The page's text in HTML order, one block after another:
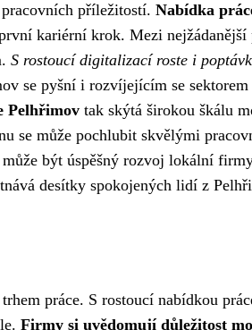
příležitostí. Nabídka
kariérní krok. Mezi
S rostoucí digitalizací roste i
se pyšní i rozvíjejícím se
Pelhřimov tak skýtá širokou škálu
se může pochlubit skvělými
být úspěšný rozvoj lokální
desítky spokojených lidí z
práce. S rostoucí nabídkou
Firmy si uvědomují důležitost